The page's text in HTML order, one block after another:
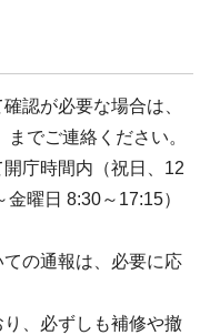
認が必要な場合は、
でご連絡ください。
庁時間内（祝日、12
曜日 8:30～17:15）
の通報は、必要に応
、必ずしも補修や撤